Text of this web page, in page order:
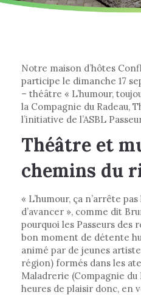
Notre maison d’hôtes
participe le dimanche 17
– théâtre « L’humour,
la Compagnie du Radeau,
l’initiative de l’ASBL
Théâtre et
chemins du
« L’humour, ça n’arrête
d’avancer », comme dit
pourquoi les Passeurs des
bon moment de détente
animé par de jeunes
région) formés dans les
Maladrerie (Compagnie du
heures de plaisir donc, en